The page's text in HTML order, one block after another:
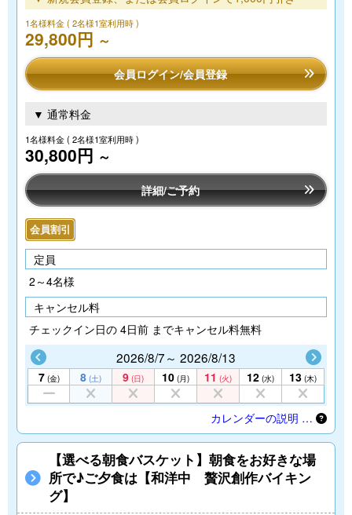
1名様料金( 2名様1室利用時 )
29,800円 ～
会員ログイン/会員登録
▼ 通常料金
1名様料金( 2名様1室利用時 )
30,800円 ～
詳細/ご予約
会員割引
定員
2～4名様
キャンセル料
チェックイン日の 4日前 までキャンセル料無料
2026/8/7～ 2026/8/13
7 (金) 8 (土) 9 (日) 10 (月) 11 (火) 12 (水) 13 (木)
カレンダーの説明 …
【選べる朝食バスケット】朝食をお好きな場
所で♪ご夕食は【和洋中 贅沢創作バイキン
グ】